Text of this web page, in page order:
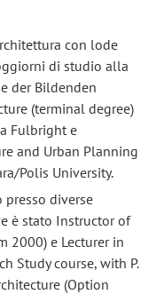
con lode
di studio alla
der Bildenden
(terminal degree)
Fulbright e
and Urban Planning
Polis University.
diverse
è stato Instructor of
2000) e Lecturer in
Study course, with P.
(Option